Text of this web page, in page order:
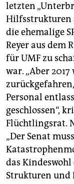
letzten
Hilfsstrukturen
die ehemalige
Reyer aus dem
für UMF zu
war. „Aber
Personal
geschlossen“,
Flüchtlingsrat.
„Der Senat
das
Strukturen und